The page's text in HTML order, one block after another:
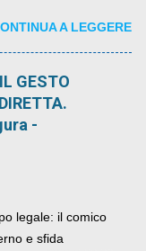
contrario.A LEGGERE
GESTO
-
legale: il comico
e sfida